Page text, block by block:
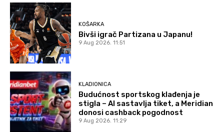
KOŠARKA
Bivši igrač Partizana u Japanu!
9 Aug 2026. 11:51
KLADIONICA
Budućnost sportskog klađenja je
stigla – AI sastavlja tiket, a Meridian
donosi cashback pogodnost
9 Aug 2026. 11:29